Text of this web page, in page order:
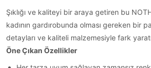
Şıklığı ve kaliteyi bir araya getiren bu
kadının gardırobunda olması gereken bir
detayları ve kaliteli malzemesiyle fark
Öne Çıkan Özellikler